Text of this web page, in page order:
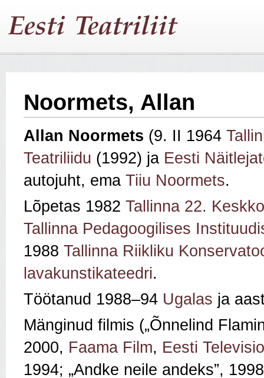
Noormets, Allan
Allan Noormets (9. II 1964
Teatriliidu (1992) ja Eesti
autojuht, ema Tiiu Noormets.
Lõpetas 1982 Tallinna 22.
Tallinna Pedagoogilises
1988 Tallinna Riikliku
lavakunstikateedri.
Töötanud 1988–94 Ugalas ja
Mänginud filmis („Õnnelind
2000, Faama Film, Eesti
1994; „Andke neile andeks”,